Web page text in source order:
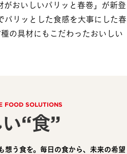
がおいしいパリッと春巻」が新登
パリッとした食感を大事にした春
の具材にもこだわったおいしい
FOOD SOLUTIONS
“食”
想う食を。毎日の食から、未来の希望